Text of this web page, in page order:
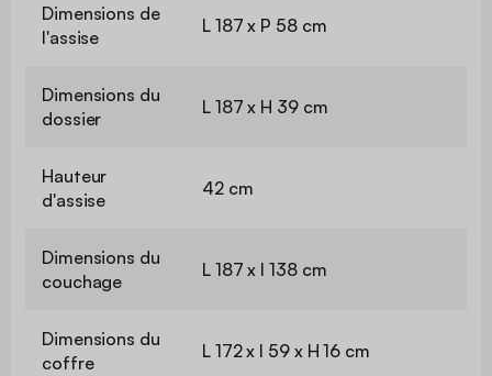
Dimensions de
l'assise
L 187 x P 58 cm
Dimensions du
dossier
L 187 x H 39 cm
Hauteur
d'assise
42 cm
Dimensions du
couchage
L 187 x l 138 cm
Dimensions du
coffre
L 172 x l 59 x H 16 cm